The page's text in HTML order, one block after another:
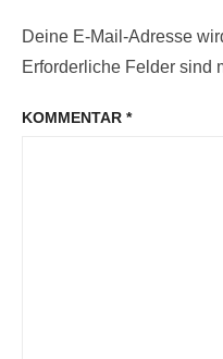
Deine E-Mail-Adresse
Erforderliche Felder sind
KOMMENTAR *